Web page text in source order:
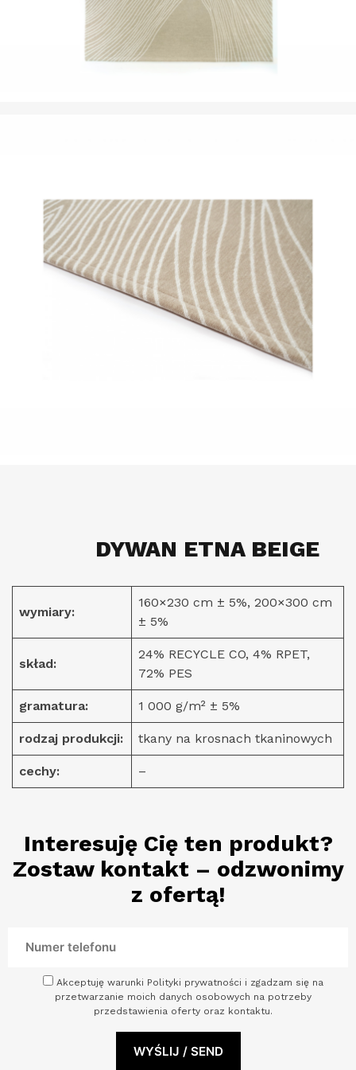
DYWAN ETNA BEIGE
wymiary:
160×230 cm ± 5%, 200×300 cm
± 5%
skład:
24% RECYCLE CO, 4% RPET,
72% PES
gramatura: 1 000 g/m² ± 5%
rodzaj produkcji: tkany na krosnach tkaninowych
cechy: –
Interesuję Cię ten produkt?
Zostaw kontakt – odzwonimy
z ofertą!
Akceptuję warunki Polityki prywatności i zgadzam się na
przetwarzanie moich danych osobowych na potrzeby
przedstawienia oferty oraz kontaktu.